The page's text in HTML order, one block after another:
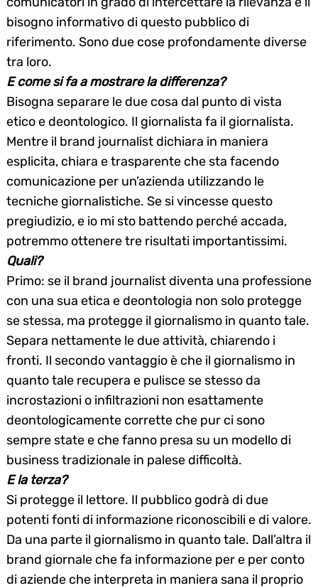
bisogno informativo di questo pubblico di
riferimento. Sono due cose profondamente diverse
tra loro.
E come si fa a mostrare la differenza?
Bisogna separare le due cosa dal punto di vista
etico e deontologico. Il giornalista fa il giornalista.
Mentre il brand journalist dichiara in maniera
esplicita, chiara e trasparente che sta facendo
comunicazione per un’azienda utilizzando le
tecniche giornalistiche. Se si vincesse questo
pregiudizio, e io mi sto battendo perché accada,
potremmo ottenere tre risultati importantissimi.
Quali?
Primo: se il brand journalist diventa una professione
con una sua etica e deontologia non solo protegge
se stessa, ma protegge il giornalismo in quanto tale.
Separa nettamente le due attività, chiarendo i
fronti. Il secondo vantaggio è che il giornalismo in
quanto tale recupera e pulisce se stesso da
incrostazioni o infiltrazioni non esattamente
deontologicamente corrette che pur ci sono
sempre state e che fanno presa su un modello di
business tradizionale in palese difficoltà.
E la terza?
Si protegge il lettore. Il pubblico godrà di due
potenti fonti di informazione riconoscibili e di valore.
Da una parte il giornalismo in quanto tale. Dall’altra il
brand giornale che fa informazione per e per conto
di aziende che interpreta in maniera sana il proprio
Search
for: